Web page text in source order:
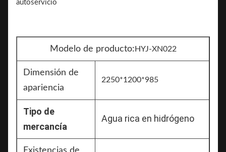
Modelo de producto:HYJ-XN022
Dimensión de
apariencia
2250*1200*985
Tipo de
mercancía
Agua rica en hidrógeno